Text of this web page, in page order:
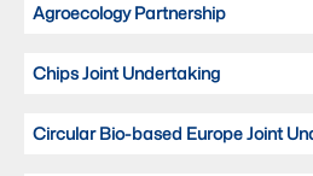
Agroecology Partnership
Chips Joint Undertaking
Circular Bio-based Europe Joint